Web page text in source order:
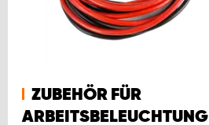
ZUBEHÖR FÜR
ARBEITSBELEUCHTUNG